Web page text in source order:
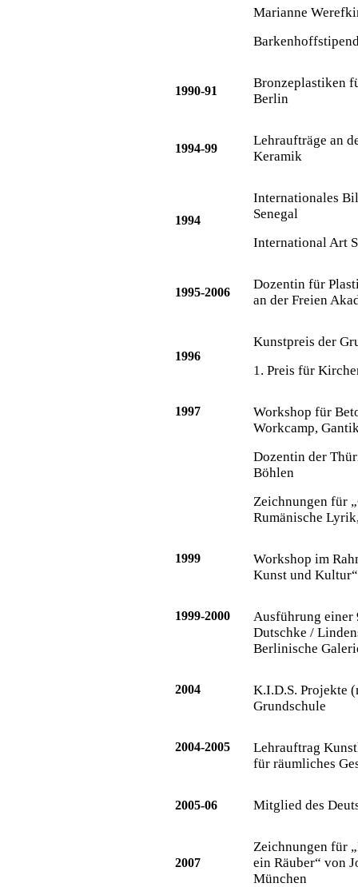
Marianne
1990-91
Bronzeplastiken
Berlin
1994-99
Lehraufträge an
Keramik
1994
Internationales
Senegal
International Art
1995-2006
Dozentin für
an der Freien
1996
Kunstpreis der
1. Preis für
1997
Workshop für
Workcamp,
Dozentin der
Böhlen
Zeichnungen für
Rumänische
1999
Workshop im
Kunst und
1999-2000
Ausführung einer
Dutschke /
Berlinische
2004
K.I.D.S. Projekte
Grundschule
2004-2005
Lehrauftrag
für räumliches
2005-06 Mitglied des
2007
Zeichnungen für
ein Räuber“ von
München